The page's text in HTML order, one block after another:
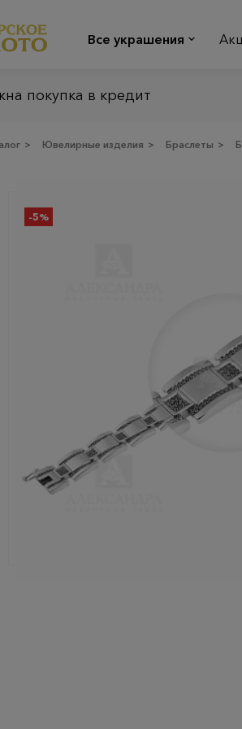
Все украшения
покупка в кредит
> Ювелирные изделия > Браслеты >
-5%